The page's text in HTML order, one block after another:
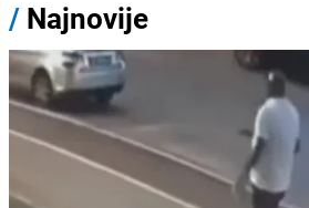
/ Najnovije